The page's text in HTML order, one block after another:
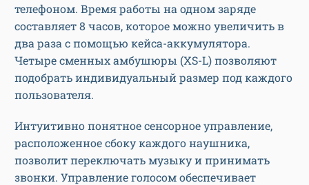
телефоном. Время работы на одном заряде
составляет 8 часов, которое можно увеличить в
два раза с помощью кейса-аккумулятора.
Четыре сменных амбушюры (XS-L) позволяют
подобрать индивидуальный размер под каждого
пользователя.
Интуитивно понятное сенсорное управление,
расположенное сбоку каждого наушника,
позволит переключать музыку и принимать
звонки. Управление голосом обеспечивает